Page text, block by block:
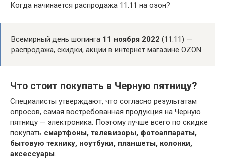
Когда начинается распродажа 11.11 на озон?
Всемирный день шопинга 11 ноября 2022 (11.11) —
распродажа, скидки, акции в интернет магазине OZON.
Что стоит покупать в Черную пятницу?
Специалисты утверждают, что согласно результатам
опросов, самая востребованная продукция на Черную
пятницу — электроника. Поэтому лучше всего по скидке
покупать смартфоны, телевизоры, фотоаппараты,
бытовую технику, ноутбуки, планшеты, колонки,
аксессуары.